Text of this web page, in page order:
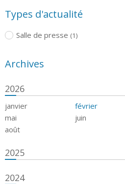
Types d'actualité
Salle de presse (1)
Archives
2026
janvier février
mai
juin
août
2025
2024